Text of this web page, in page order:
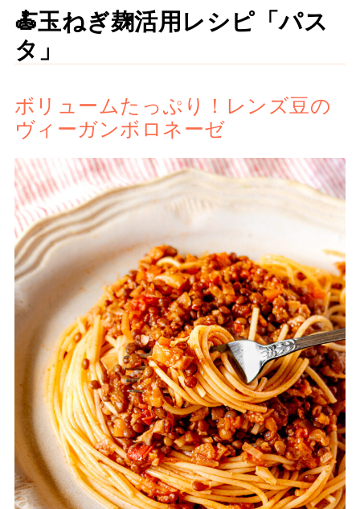
🍝玉ねぎ麹活用レシピ「パス
タ」
ボリュームたっぷり！レンズ豆の
ヴィーガンボロネーゼ